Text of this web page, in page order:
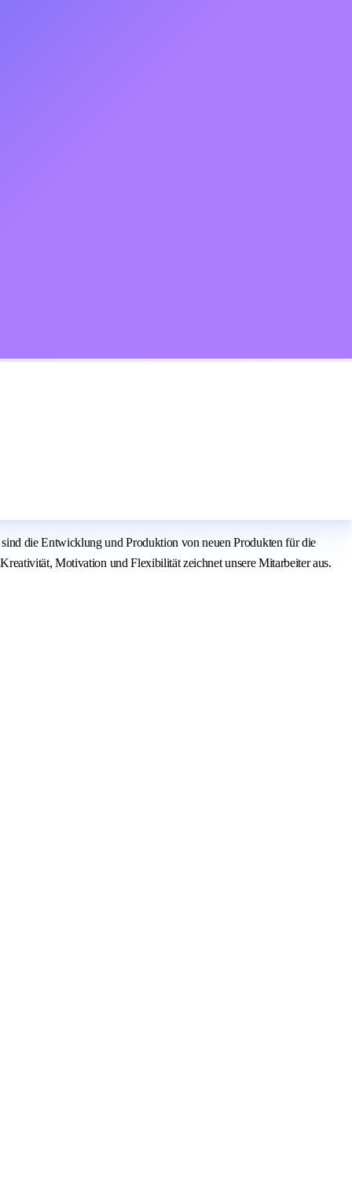
die Entwicklung und Produktion von neuen Produkten für die
Motivation und Flexibilität zeichnet unsere Mitarbeiter aus.